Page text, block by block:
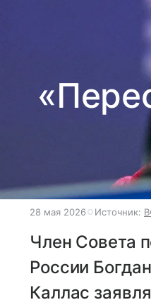
28 мая 2026 Источник:
Член Совета
России
Каллас